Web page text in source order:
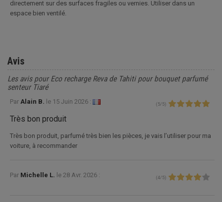
directement sur des surfaces fragiles ou vernies. Utiliser dans un
espace bien ventilé.
Avis
Les avis pour Eco recharge Reva de Tahiti pour bouquet parfumé
senteur Tiaré
Par Alain B. le 15 Juin 2026 : ( 5/ 5)
Très bon produit
Très bon produit, parfumé très bien les pièces, je vais l’utiliser pour ma
voiture, à recommander
Par Michelle L. le 28 Avr. 2026 : (4/ 5)